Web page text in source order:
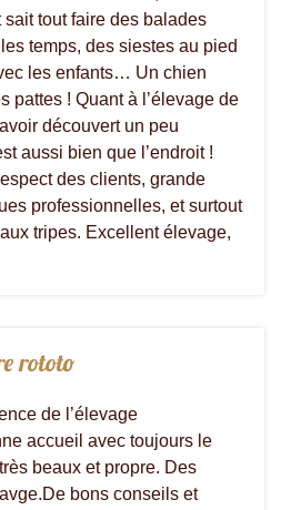
tout faire des balades
temps, des siestes au pied
les enfants… Un chien
pattes ! Quant à l’élevage de
découvert un peu
aussi bien que l’endroit !
des clients, grande
professionnelles, et surtout
tripes. Excellent élevage,
rototo
de l’élevage
accueil avec toujours le
beaux et propre. Des
bons conseils et